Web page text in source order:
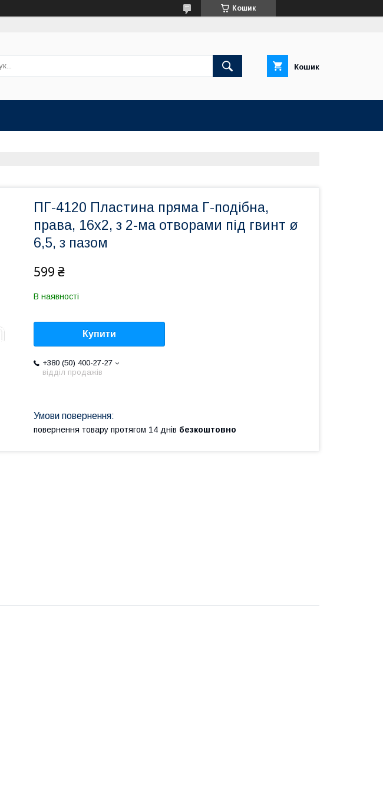
Кошик
Кошик
ПГ-4120 Пластина пряма Г-подібна,
права, 16х2, з 2-ма отворами під гвинт ø
6,5, з пазом
599 ₴
В наявності
Купити
+380 (50) 400-27-27
відділ продажів
повернення товару протягом 14 днів безкоштовно